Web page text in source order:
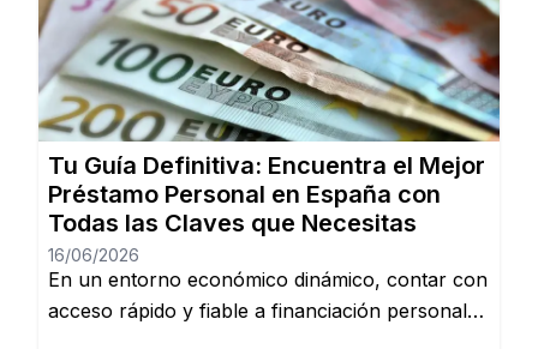
Tu Guía Definitiva: Encuentra el Mejor
Préstamo Personal en España con
Todas las Claves que Necesitas
16/06/2026
En un entorno económico dinámico, contar con
acceso rápido y fiable a financiación personal